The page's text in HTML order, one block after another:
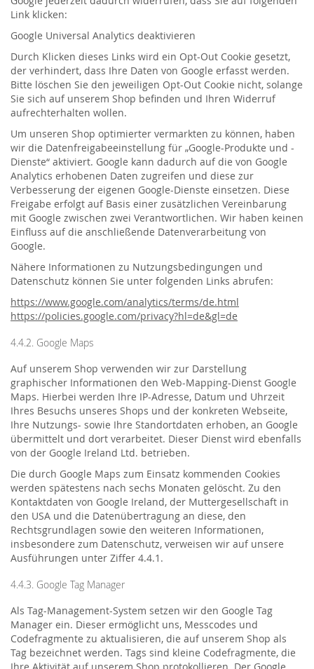
Link klicken:
Google Universal Analytics deaktivieren
Durch Klicken dieses Links wird ein Opt-Out Cookie gesetzt,
der verhindert, dass Ihre Daten von Google erfasst werden.
Bitte löschen Sie den jeweiligen Opt-Out Cookie nicht, solange
Sie sich auf unserem Shop befinden und Ihren Widerruf
aufrechterhalten wollen.
Um unseren Shop optimierter vermarkten zu können, haben
wir die Datenfreigabeeinstellung für „Google-Produkte und -
Dienste“ aktiviert. Google kann dadurch auf die von Google
Analytics erhobenen Daten zugreifen und diese zur
Verbesserung der eigenen Google-Dienste einsetzen. Diese
Freigabe erfolgt auf Basis einer zusätzlichen Vereinbarung
mit Google zwischen zwei Verantwortlichen. Wir haben keinen
Einfluss auf die anschließende Datenverarbeitung von
Google.
Nähere Informationen zu Nutzungsbedingungen und
Datenschutz können Sie unter folgenden Links abrufen:
https://www.google.com/analytics/terms/de.html
https://policies.google.com/privacy?hl=de&gl=de
4.4.2. Google Maps
Auf unserem Shop verwenden wir zur Darstellung
graphischer Informationen den Web-Mapping-Dienst Google
Maps. Hierbei werden Ihre IP-Adresse, Datum und Uhrzeit
Ihres Besuchs unseres Shops und der konkreten Webseite,
Ihre Nutzungs- sowie Ihre Standortdaten erhoben, an Google
übermittelt und dort verarbeitet. Dieser Dienst wird ebenfalls
von der Google Ireland Ltd. betrieben.
Die durch Google Maps zum Einsatz kommenden Cookies
werden spätestens nach sechs Monaten gelöscht. Zu den
Kontaktdaten von Google Ireland, der Muttergesellschaft in
den USA und die Datenübertragung an diese, den
Rechtsgrundlagen sowie den weiteren Informationen,
insbesondere zum Datenschutz, verweisen wir auf unsere
Ausführungen unter Ziffer 4.4.1.
4.4.3. Google Tag Manager
Als Tag-Management-System setzen wir den Google Tag
Manager ein. Dieser ermöglicht uns, Messcodes und
Codefragmente zu aktualisieren, die auf unserem Shop als
Tag bezeichnet werden. Tags sind kleine Codefragmente, die